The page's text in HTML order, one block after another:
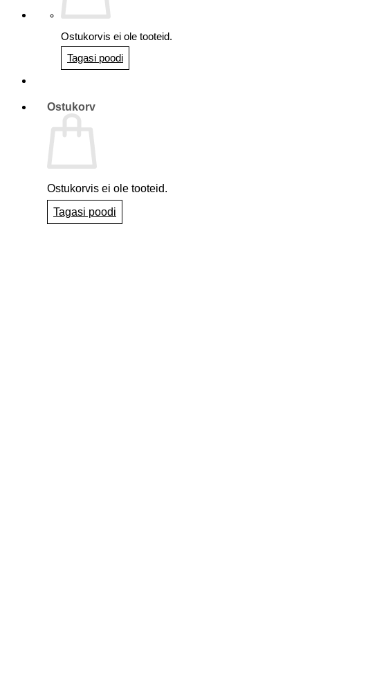
Ostukorvis ei ole tooteid.
Tagasi poodi
Ostukorv
Ostukorvis ei ole tooteid.
Tagasi poodi